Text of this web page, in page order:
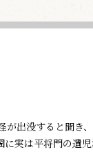
出没すると聞き
実は平将門の遺